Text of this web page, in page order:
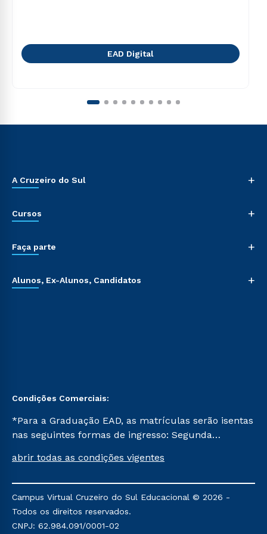
EAD Digital
A Cruzeiro do Sul +
Cursos +
Faça parte +
Alunos, Ex-Alunos, Candidatos +
Condições Comerciais:
*Para a Graduação EAD, as matrículas serão isentas
nas seguintes formas de ingresso: Segunda
Já para as demais, a taxa de matrícula será de R$
mencionadas são referentes aos cursos: Ensino
Religioso, Geografia para a Docência e Metodologia
do Ensino de História: Questões Atuais.
abrir todas as condições vigentes
Campus Virtual Cruzeiro do Sul Educacional © 2026 -
Todos os direitos reservados.
CNPJ: 62.984.091/0001-02